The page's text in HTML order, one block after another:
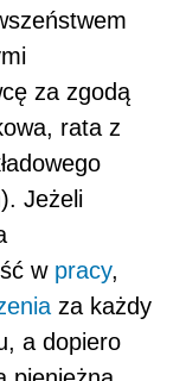
za zgodą
rata z
Jeżeli
w pracy,
za każdy
a dopiero